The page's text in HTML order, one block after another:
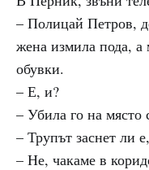
– Полицай Петров,
жена измила пода, а
обувки.
– Е, и?
– Убила го на място
– Трупът заснет ли
– Не, чакаме в